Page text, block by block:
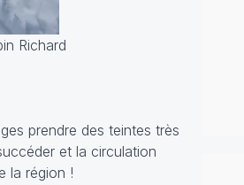
Richard
prendre des teintes très
et la circulation
la région !